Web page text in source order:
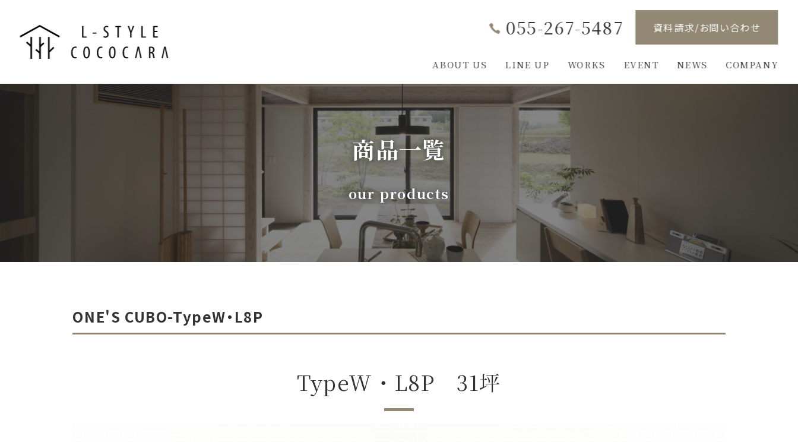
055-267-5487 資料請求/お問い合わせ
ABOUT US
L-STYLE COCOCARAについて L-STYLEのこだわり 展示場のご案内
LINE UP
LINEUP 資料ダウンロード
WORKS EVENT
家づくり勉強会 構造見学会 完成見学会
NEWS COMPANY
事業内容 会社概要
商品一覧
our products
ONE'S CUBO-TypeW・L8P
TypeW・L8P 31坪